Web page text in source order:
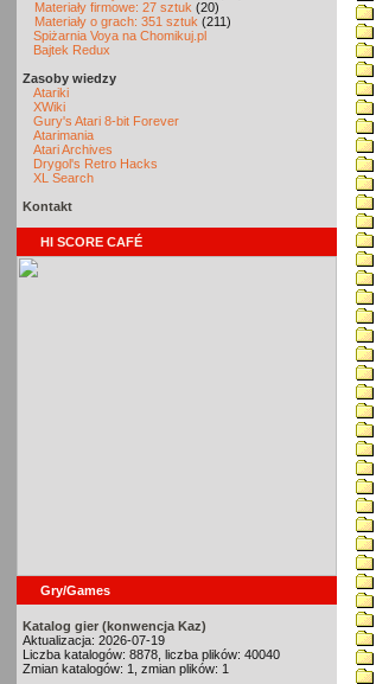
Materiały firmowe: 27 sztuk (20)
Materiały o grach: 351 sztuk (211)
Spiżarnia Voya na Chomikuj.pl
Bajtek Redux
Zasoby wiedzy
Atariki
XWiki
Gury's Atari 8-bit Forever
Atarimania
Atari Archives
Drygol's Retro Hacks
XL Search
Kontakt
HI SCORE CAFÉ
Gry/Games
Katalog gier (konwencja Kaz)
Aktualizacja: 2026-07-19
Liczba katalogów: 8878, liczba plików: 40040
Zmian katalogów: 1, zmian plików: 1